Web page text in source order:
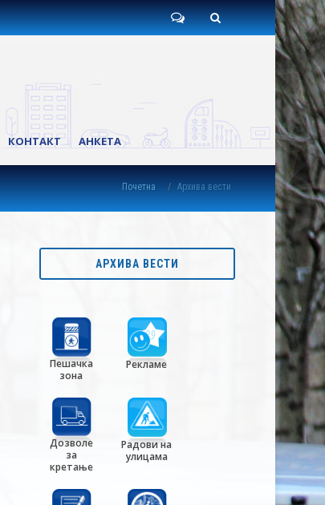
КОНТАКТ АНКЕТА
Почетна Архива вести
АРХИВА ВЕСТИ
Пешачка
зона
Рекламе
Дозволе
за
кретање
Радови на
улицама